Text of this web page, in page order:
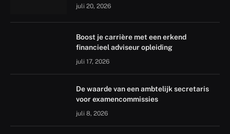
juli 20, 2026
Boost je carrière met een erkend
financieel adviseur opleiding
juli 17, 2026
De waarde van een ambtelijk secretaris
voor examencommissies
juli 8, 2026